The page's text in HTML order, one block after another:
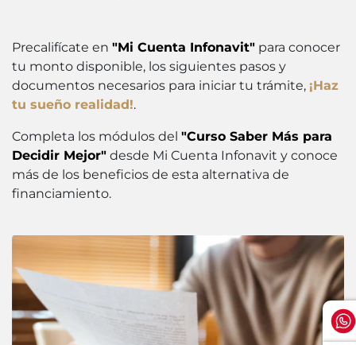
Precalifícate en "Mi Cuenta Infonavit" para conocer
tu monto disponible, los siguientes pasos y
documentos necesarios para iniciar tu trámite, ¡Haz
tu sueño realidad!.
Completa los módulos del "Curso Saber Más para
Decidir Mejor" desde Mi Cuenta Infonavit y conoce
más de los beneficios de esta alternativa de
financiamiento.